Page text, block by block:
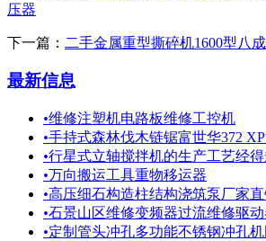
压器
下一篇： 二手金属重型撕碎机1600型八
最新信息
•维修注塑机电路板维修工控机
•手持式森林伐木链锯富世华372
•行星式立轴搅拌机的生产工艺经得
•万向搬运工具重物移运器
•高压细石构造柱结构浇筑泵厂家直
•石景山区维修变频器过流维修驱动
•定制管头冲孔多功能不锈钢冲孔机